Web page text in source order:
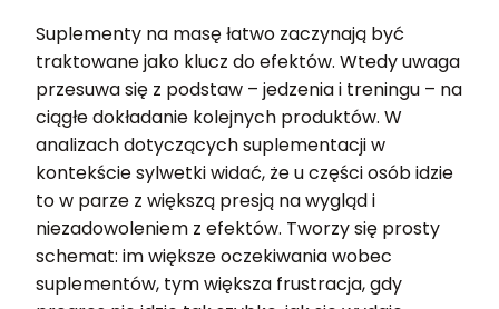
Suplementy na masę łatwo zaczynają być
traktowane jako klucz do efektów. Wtedy uwaga
przesuwa się z podstaw – jedzenia i treningu – na
ciągłe dokładanie kolejnych produktów. W
analizach dotyczących suplementacji w
kontekście sylwetki widać, że u części osób idzie
to w parze z większą presją na wygląd i
niezadowoleniem z efektów. Tworzy się prosty
schemat: im większe oczekiwania wobec
suplementów, tym większa frustracja, gdy